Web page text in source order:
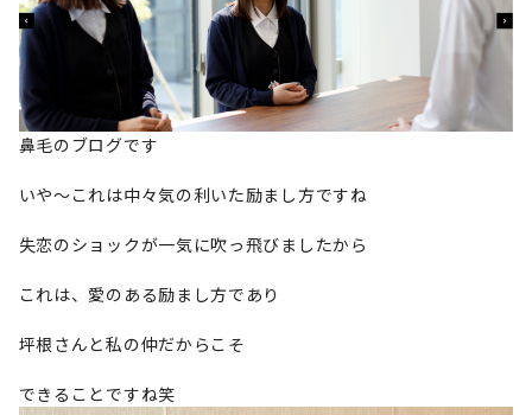
鼻毛のブログです
いや〜これは中々気の利いた励まし方ですね
失恋のショックが一気に吹っ飛びましたから
これは、愛のある励まし方であり
坪根さんと私の仲だからこそ
できることですね笑